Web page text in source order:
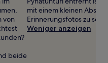
von
beide
mit einem kleinen
Erinnerungsfotos zu
Weniger anzeigen